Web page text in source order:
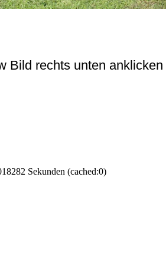
Bild rechts unten anklicken
Sekunden (cached:0)